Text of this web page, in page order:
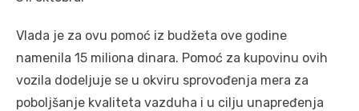
Vlada je za ovu pomoć iz budžeta ove godine
namenila 15 miliona dinara. Pomoć za kupovinu ovih
vozila dodeljuje se u okviru sprovođenja mera za
poboljšanje kvaliteta vazduha i u cilju unapređenja